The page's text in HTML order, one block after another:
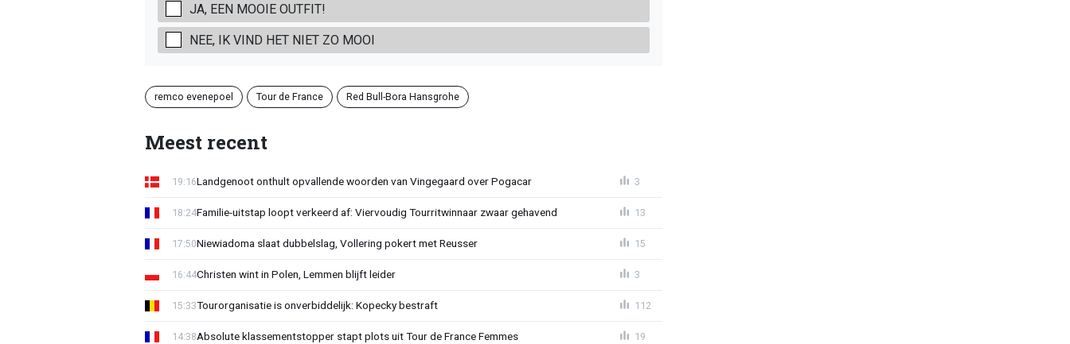
JA, EEN MOOIE OUTFIT!
NEE, IK VIND HET NIET ZO MOOI
remco evenepoel Tour de France Red Bull-Bora Hansgrohe
Meest recent
Landgenoot onthult opvallende woorden van Vingegaard over Pogacar
19:16 3
Familie-uitstap loopt verkeerd af: Viervoudig Tourritwinnaar zwaar gehavend
18:24 13
Niewiadoma slaat dubbelslag, Vollering pokert met Reusser
17:50 15
Christen wint in Polen, Lemmen blijft leider
16:44 3
Tourorganisatie is onverbiddelijk: Kopecky bestraft
15:33 112
Absolute klassementstopper stapt plots uit Tour de France Femmes
14:38 19